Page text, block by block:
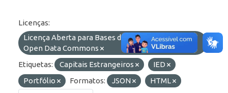
Licenças:
Licença Aberta para Bases de Dados (ODbL) do
Open Data Commons
Etiquetas:
Capitais Estrangeiros
IED
Portfólio
Formatos: JSON HTML